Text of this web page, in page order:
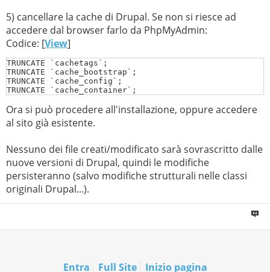
'class' =>
];
// Configura i trusted host per il tuo dominio
$settings['trusted_host_patterns'] = [
  '^NomeSitoAltervista.*\.altervista\.org$',
];
5) cancellare la cache di Drupal. Se non si riesce ad
accedere dal browser farlo da PhpMyAdmin:
Codice: [View]
TRUNCATE `cachetags`;
TRUNCATE `cache_bootstrap`;
TRUNCATE `cache_config`;
TRUNCATE `cache_container`;
TRUNCATE `cache_default`;
TRUNCATE `cache_discovery`;
TRUNCATE `cache_dynamic_page_cache`;
TRUNCATE `cache_menu`;
TRUNCATE `cache_page`;
TRUNCATE `cache_render`;
Ora si può procedere all'installazione, oppure accedere
al sito già esistente.
Nessuno dei file creati/modificato sarà sovrascritto dalle
nuove versioni di Drupal, quindi le modifiche
persisteranno (salvo modifiche strutturali nelle classi
originali Drupal...).
Entra Full Site Inizio pagina